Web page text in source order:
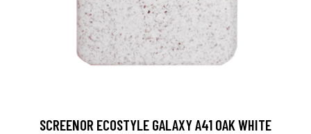
SCREENOR ECOSTYLE GALAXY A41 OAK WHITE